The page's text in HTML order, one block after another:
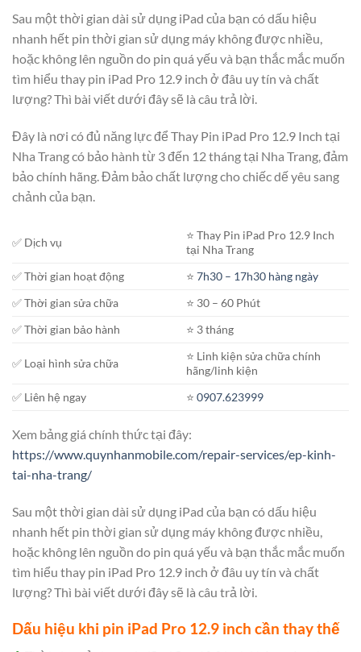
Sau một thời gian dài sử dụng iPad của bạn có dấu hiệu
nhanh hết pin thời gian sử dụng máy không được nhiều,
hoặc không lên nguồn do pin quá yếu và bạn thắc mắc muốn
tìm hiểu thay pin iPad Pro 12.9 inch ở đâu uy tín và chất
lượng? Thì bài viết dưới đây sẽ là câu trả lời.
Đây là nơi có đủ năng lực để Thay Pin iPad Pro 12.9 Inch tại
Nha Trang có bảo hành từ 3 đến 12 tháng tại Nha Trang, đảm
bảo chính hãng. Đảm bảo chất lượng cho chiếc dế yêu sang
chảnh của bạn.
✅ Dịch vụ
⭐️ Thay Pin iPad Pro 12.9 Inch
tại Nha Trang
✅ Thời gian hoạt động
⭐️7h30 – 17h30 hàng ngày
✅ Thời gian sửa chữa
⭐️ 30 – 60 Phút
✅ Thời gian bảo hành
⭐️ 3 tháng
✅ Loại hình sửa chữa
⭐️ Linh kiện sửa chữa chính
hãng/linh kiện
✅ Liên hệ ngay
⭐️0907.623999
Xem bảng giá chính thức tại đây:
https://www.quynhanmobile.com/repair-services/ep-kinh-
tai-nha-trang/
Sau một thời gian dài sử dụng iPad của bạn có dấu hiệu
nhanh hết pin thời gian sử dụng máy không được nhiều,
hoặc không lên nguồn do pin quá yếu và bạn thắc mắc muốn
tìm hiểu thay pin iPad Pro 12.9 inch ở đâu uy tín và chất
lượng? Thì bài viết dưới đây sẽ là câu trả lời.
Dấu hiệu khi pin iPad Pro 12.9 inch cần thay thế